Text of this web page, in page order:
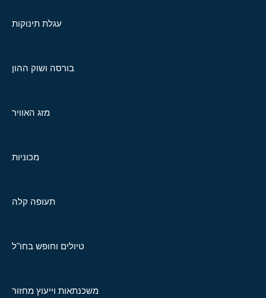
עגלת תינוקות
בורסה ושוק ההון
מזג האוויר
מכוניות
תעופה קלה
טיולים וחופש בחו"ל
משכנתאות וייעוץ מחזור